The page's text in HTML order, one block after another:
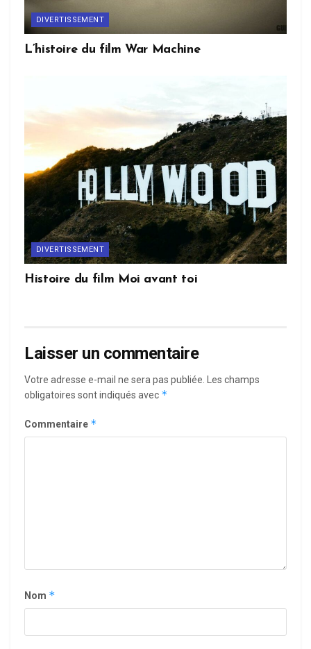
DIVERTISSEMENT
L’histoire du film War Machine
DIVERTISSEMENT
Histoire du film Moi avant toi
Laisser un commentaire
Votre adresse e-mail ne sera pas publiée.
Les champs
obligatoires sont indiqués avec *
Commentaire *
Nom *